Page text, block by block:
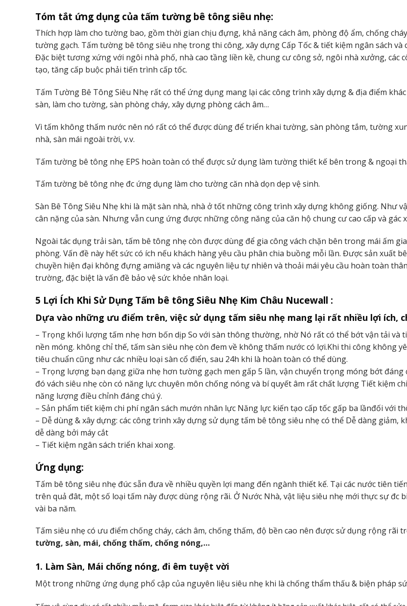
Tóm tắt ứng dụng của tấm tường bê tông siêu nhẹ:
Thích hợp làm cho tường bao, gồm thời gian chịu đựng, khả năng cách âm, phòng độ ẩm, chống
tường gạch. Tấm tường bê tông siêu nhẹ trong thi công, xây dựng Cấp Tốc & tiết kiệm ngân sách và
Đặc biệt tương xứng với ngôi nhà phố, nhà cao tầng liền kề, chung cư công sở, ngôi nhà xưởng, các
tạo, tăng cấp buộc phải tiến trình cấp tốc.
Tấm Tường Bê Tông Siêu Nhẹ rất có thể ứng dụng mang lại các công trình xây dựng & địa điểm
sàn, làm cho tường, sàn phòng cháy, xây dựng phòng cách âm…
Vì tấm không thấm nước nên nó rất có thể được dùng để triển khai tường, sàn phòng tắm, tường
nhà, sàn mái ngoài trời, v.v.
Tấm tường bê tông nhẹ EPS hoàn toàn có thể được sử dụng làm tường thiết kế bên trong & ngoại
Tấm tường bê tông nhẹ đc ứng dụng làm cho tường căn nhà dọn dẹp vệ sinh.
Sàn Bê Tông Siêu Nhẹ khi là mặt sàn nhà, nhà ở tốt những công trình xây dựng không giống. Như
cân nặng của sàn. Nhưng vẫn cung ứng được những công năng của căn hộ chung cư cao cấp và gác
Ngoài tác dụng trải sàn, tấm bê tông nhẹ còn được dùng để gia công vách chặn bên trong mái ấm
phòng. Vấn đề này hết sức có ích nếu khách hàng yêu cầu phân chia buồng mỗi lần. Được sản xuất
chuyền hiện đại không đựng amiăng và các nguyên liệu tự nhiên và thoải mái yêu cầu hoàn toàn
trường, đặc biệt là vấn đề bảo vệ sức khỏe nhân loại.
5 Lợi Ích Khi Sử Dụng Tấm bê tông Siêu Nhẹ Kim Châu Nucewall :
Dựa vào những ưu điểm trên, việc sử dụng tấm siêu nhẹ mang lại rất nhiều lợi ích,
– Trọng khối lượng tấm nhẹ hơn bốn dịp So với sàn thông thường, nhờ Nó rất có thể bớt vận tải và
nền móng. không chỉ thế, tấm sàn siêu nhẹ còn đem về không thấm nước có lợi.Khi thi công không
tiêu chuẩn cũng như các nhiều loại sàn cổ điển, sau 24h khi là hoàn toàn có thể dùng.
– Trọng lượng bạn dạng giữa nhẹ hơn tường gạch men gấp 5 lần, vận chuyển trọng móng bớt đáng
đó vách siêu nhẹ còn có năng lực chuyên môn chống nóng và bí quyết âm rất chất lượng Tiết kiệm
năng lượng điều chỉnh đáng chú ý.
– Sản phẩm tiết kiệm chi phí ngân sách mướn nhân lực Năng lực kiến tạo cấp tốc gấp ba lầnđối với
– Dễ dùng & xây dựng: các công trình xây dựng sử dụng tấm bê tông siêu nhẹ có thể Dễ dàng giảm,
dễ dàng bởi máy cắt
– Tiết kiệm ngân sách triển khai xong.
Ứng dụng:
Tấm bê tông siêu nhẹ đúc sẵn đưa về nhiều quyền lợi mang đến ngành thiết kế. Tại các nước tiên
trên quả đât, một số loại tấm này được dùng rộng rãi. Ở Nước Nhà, vật liệu siêu nhẹ mới thực sự đc
vài ba năm.
Tấm siêu nhẹ có ưu điểm chống cháy, cách âm, chống thấm, độ bền cao nên được sử dụng rộng rãi
tường, sàn, mái, chống thấm, chống nóng,…
1. Làm Sàn, Mái chống nóng, đi êm tuyệt vời
Một trong những ứng dụng phổ cập của nguyên liệu siêu nhẹ khi là chống thẩm thấu & biện pháp